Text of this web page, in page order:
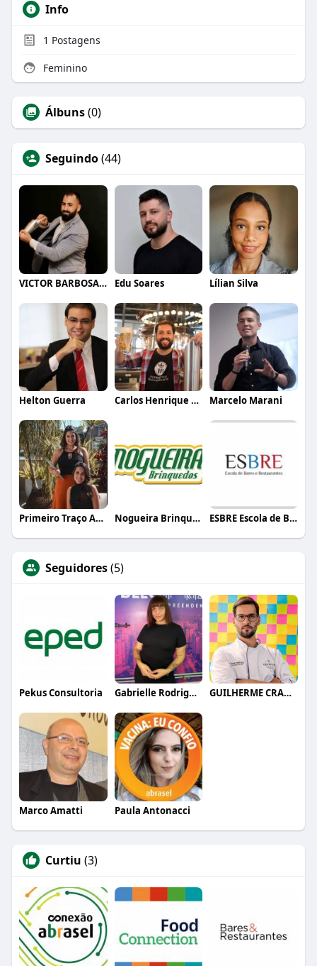
Info
1 Postagens
Feminino
Álbuns(0)
Seguindo(44)
VICTOR BARBOSA QUARANTA Edu Soares Lílian Silva
Helton Guerra Carlos Henrique de Faria Vasconcelos Marcelo Marani
Primeiro Traço Arquitetura Nogueira Brinquedos ESBRE Escola de Bares e Restaurantes
Seguidores(5)
Pekus Consultoria Gabrielle Rodrigues GUILHERME CRAMER BALLE
Marco Amatti Paula Antonacci
Curtiu (3)